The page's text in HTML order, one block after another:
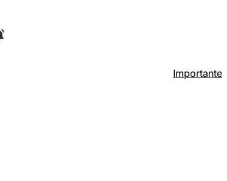
Importante